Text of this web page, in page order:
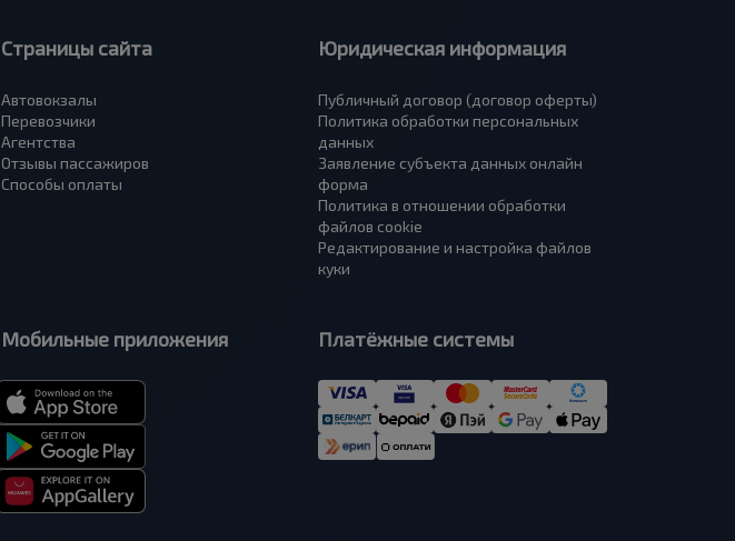
Страницы сайта
Автовокзалы
Перевозчики
Агентства
Отзывы пассажиров
Способы оплаты
Юридическая информация
Публичный договор (договор оферты)
Политика обработки персональных
данных
Заявление субъекта данных онлайн
форма
Политика в отношении обработки
файлов cookie
Редактирование и настройка файлов
куки
Мобильные приложения Платёжные системы